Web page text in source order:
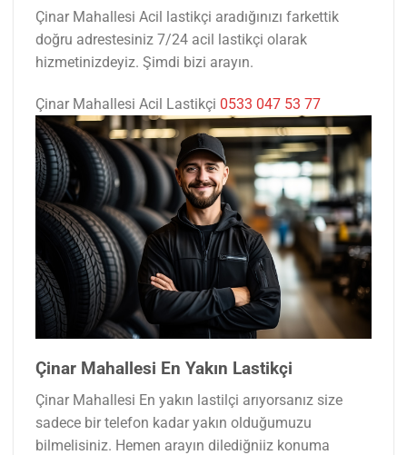
Çinar Mahallesi Acil lastikçi aradığınızı farkettik
doğru adrestesiniz 7/24 acil lastikçi olarak
hizmetinizdeyiz. Şimdi bizi arayın.
Çinar Mahallesi Acil Lastikçi 0533 047 53 77
Çinar Mahallesi En Yakın Lastikçi
Çinar Mahallesi En yakın lastilçi arıyorsanız size
sadece bir telefon kadar yakın olduğumuzu
bilmelisiniz. Hemen arayın dilediğniiz konuma